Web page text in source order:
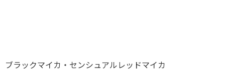
ブラックマイカ・センシュアルレッドマイカ